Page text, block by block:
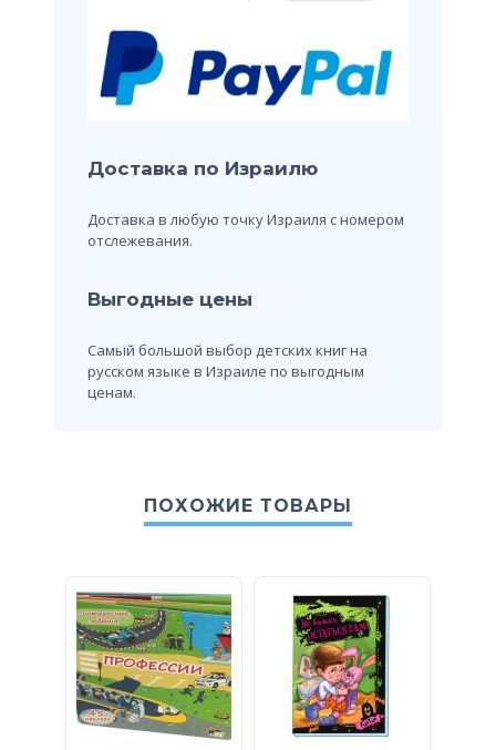
Доставка по Израилю
Доставка в любую точку Израиля с номером
отслежевания.
Выгодные цены
Самый большой выбор детских книг на
русском языке в Израиле по выгодным
ценам.
ПОХОЖИЕ ТОВАРЫ